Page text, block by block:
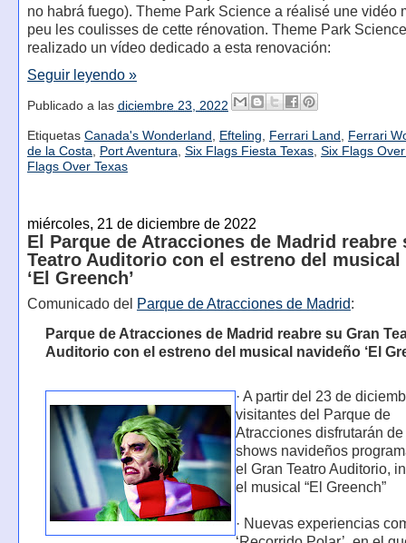
no habrá fuego). Theme Park Science a réalisé une vidéo
peu les coulisses de cette rénovation. Theme Park
realizado un vídeo dedicado a esta renovación:
Seguir leyendo »
Publicado a las diciembre 23, 2022
Etiquetas Canada's Wonderland , Efteling, Ferrari Land , Ferrari
de la Costa, Port Aventura, Six Flags Fiesta Texas, Six Flags
Flags Over Texas
miércoles, 21 de diciembre de 2022
El Parque de Atracciones de Madrid reabre
Teatro Auditorio con el estreno del musical
‘El Greench’
Comunicado del Parque de Atracciones de Madrid:
Parque de Atracciones de Madrid reabre su Gran
Auditorio con el estreno del musical navideño ‘El
· A partir del 23 de
visitantes del Parque de
Atracciones disfrutarán
shows navideños
el Gran Teatro Auditorio,
el musical “El Greench”
· Nuevas experiencias